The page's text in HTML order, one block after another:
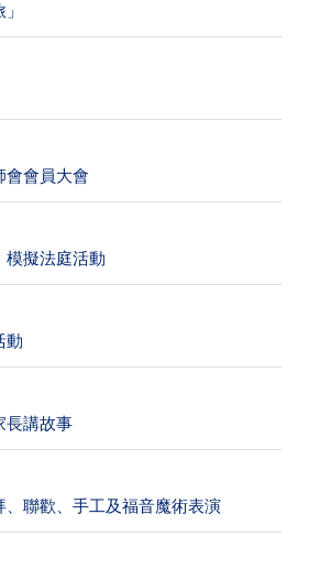
會會員大會
模擬法庭活動
動
長講故事
、聯歡、手工及福音魔術表演